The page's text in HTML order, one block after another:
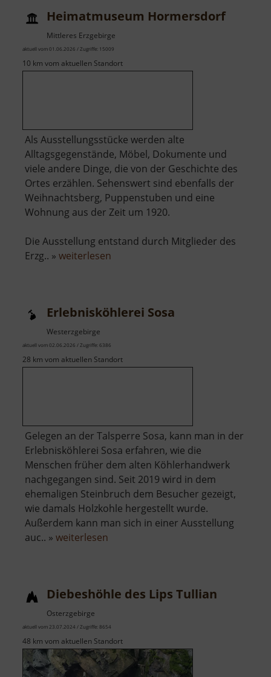
Heimatmuseum Hormersdorf
Mittleres Erzgebirge
aktuell vom 01.06.2026 / Zugriffe: 15009
10 km vom aktuellen Standort
Als Ausstellungsstücke werden alte
Alltagsgegenstände, Möbel, Dokumente und
viele andere Dinge, die von der Geschichte des
Ortes erzählen. Sehenswert sind ebenfalls der
Weihnachtsberg, Puppenstuben und eine
Wohnung aus der Zeit um 1920.
Die Ausstellung entstand durch Mitglieder des
Erzg.. » weiterlesen
Erlebnisköhlerei Sosa
Westerzgebirge
aktuell vom 02.06.2026 / Zugriffe: 6386
28 km vom aktuellen Standort
Gelegen an der Talsperre Sosa, kann man in der
Erlebnisköhlerei Sosa erfahren, wie die
Menschen früher dem alten Köhlerhandwerk
nachgegangen sind. Seit 2019 wird in dem
ehemaligen Steinbruch dem Besucher gezeigt,
wie damals Holzkohle hergestellt wurde.
Außerdem kann man sich in einer Ausstellung
auc.. » weiterlesen
Diebeshöhle des Lips Tullian
Osterzgebirge
aktuell vom 23.07.2024 / Zugriffe: 8654
48 km vom aktuellen Standort